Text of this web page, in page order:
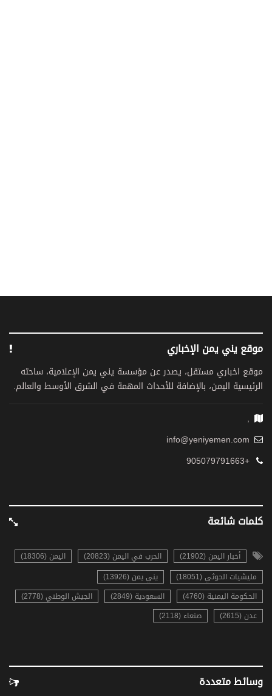
موقع يني يمن الإخباري
موقع اخباري مستقل، يصدر عن مؤسسة يني يمن الإعلامية، ساحته
الرئيسية اليمن، بالإضافة للأحداث المهمة في الشرق الأوسط والعالم.
,
info@yeniyemen.com
+905079791663
كلمات شائعة
أخبار اليمن (21902) الحرب في اليمن (20823)
اليمن (18306)
مليشيات الحوثي (18051)
يني يمن (13926)
الحكومة اليمنية (4760)
السعودية (2849)
الجيش الوطني (2778)
عدن (2615)
صنعاء (2118)
وسائط متعددة